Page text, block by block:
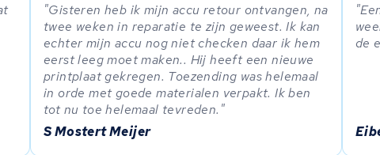
Gisteren heb ik mijn accu retour ontvangen, na
twee weken in reparatie te zijn geweest. Ik kan
echter mijn accu nog niet checken daar ik hem
eerst leeg moet maken.. Hij heeft een nieuwe
printplaat gekregen. Toezending was helemaal
in orde met goede materialen verpakt. Ik ben
tot nu toe helemaal tevreden.
S Mostert Meijer
de